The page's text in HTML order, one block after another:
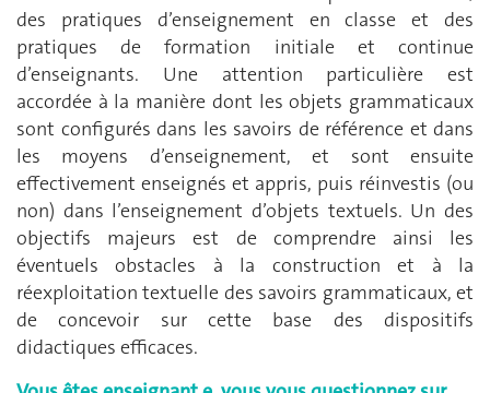
des pratiques d’enseignement en classe et des
pratiques de formation initiale et continue
d’enseignants. Une attention particulière est
accordée à la manière dont les objets grammaticaux
sont configurés dans les savoirs de référence et dans
les moyens d’enseignement, et sont ensuite
effectivement enseignés et appris, puis réinvestis (ou
non) dans l’enseignement d’objets textuels. Un des
objectifs majeurs est de comprendre ainsi les
éventuels obstacles à la construction et à la
réexploitation textuelle des savoirs grammaticaux, et
de concevoir sur cette base des dispositifs
didactiques efficaces.